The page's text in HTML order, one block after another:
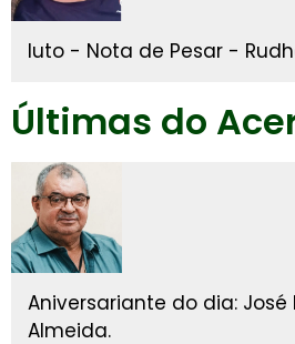
luto - Nota de Pesar -
Últimas do
Aniversariante do dia: José
Almeida.